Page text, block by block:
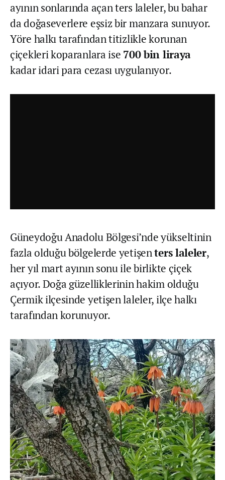
ayının sonlarında açan ters laleler, bu bahar
da doğaseverlere eşsiz bir manzara sunuyor.
Yöre halkı tarafından titizlikle korunan
çiçekleri koparanlara ise 700 bin liraya
kadar idari para cezası uygulanıyor.
Güneydoğu Anadolu Bölgesi’nde yükseltinin
fazla olduğu bölgelerde yetişenters laleler,
her yıl mart ayının sonu ile birlikte çiçek
açıyor. Doğa güzelliklerinin hakim olduğu
Çermik ilçesinde yetişen laleler, ilçe halkı
tarafından korunuyor.